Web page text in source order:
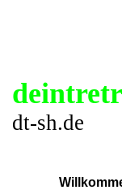
dt-sh.de